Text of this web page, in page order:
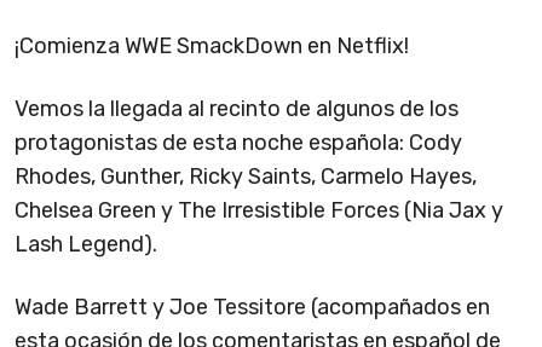
¡Comienza WWE SmackDown en Netflix!
Vemos la llegada al recinto de algunos de los
protagonistas de esta noche española: Cody
Rhodes, Gunther, Ricky Saints, Carmelo Hayes,
Chelsea Green y The Irresistible Forces (Nia Jax y
Lash Legend).
Wade Barrett y Joe Tessitore (acompañados en
esta ocasión de los comentaristas en español de